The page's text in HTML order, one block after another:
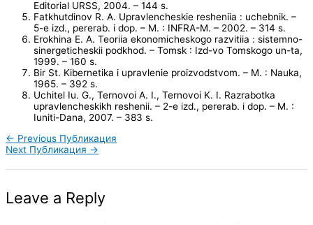
Editorial URSS, 2004. – 144 s.
Fatkhutdinov R. A. Upravlencheskie resheniia : uchebnik. –
5-e izd., pererab. i dop. – M. : INFRA-M. – 2002. – 314 s.
Erokhina E. A. Teoriia ekonomicheskogo razvitiia : sistemno-
sinergeticheskii podkhod. – Tomsk : Izd-vo Tomskogo un-ta,
1999. – 160 s.
Bir St. Kibernetika i upravlenie proizvodstvom. – M. : Nauka,
1965. – 392 s.
Uchitel Iu. G., Ternovoi A. I., Ternovoi K. I. Razrabotka
upravlencheskikh reshenii. – 2-e izd., pererab. i dop. – M. :
Iuniti-Dana, 2007. – 383 s.
← Previous Публикация
Next Публикация →
Leave a Reply